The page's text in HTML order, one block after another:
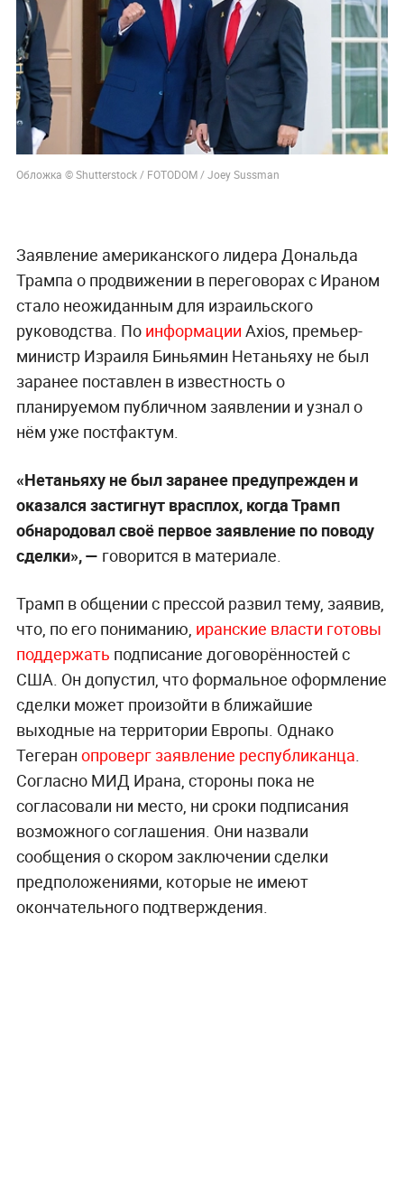
Обложка © Shutterstock / FOTODOM / Joey Sussman
Заявление американского лидера Дональда
Трампа о продвижении в переговорах с Ираном
стало неожиданным для израильского
руководства. По информации Axios, премьер-
министр Израиля Биньямин Нетаньяху не был
заранее поставлен в известность о
планируемом публичном заявлении и узнал о
нём уже постфактум.
«Нетаньяху не был заранее предупрежден и
оказался застигнут врасплох, когда Трамп
обнародовал своё первое заявление по поводу
сделки», — говорится в материале.
Трамп в общении с прессой развил тему, заявив,
что, по его пониманию, иранские власти готовы
поддержать подписание договорённостей с
США. Он допустил, что формальное оформление
сделки может произойти в ближайшие
выходные на территории Европы. Однако
Тегеран опроверг заявление республиканца.
Согласно МИД Ирана, стороны пока не
согласовали ни место, ни сроки подписания
возможного соглашения. Они назвали
сообщения о скором заключении сделки
предположениями, которые не имеют
окончательного подтверждения.